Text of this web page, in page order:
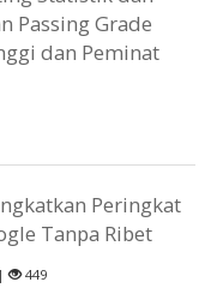
Passing Grade
dan Peminat
Peringkat
Tanpa Ribet
| 449